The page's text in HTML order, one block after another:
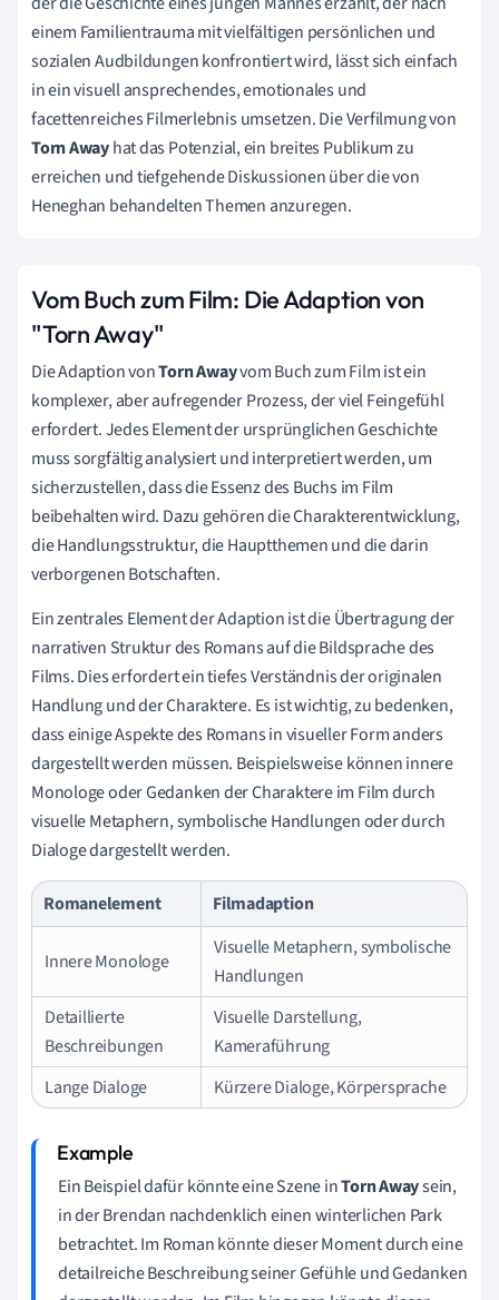
einem Familientrauma mit vielfältigen persönlichen und
sozialen Audbildungen konfrontiert wird, lässt sich einfach
in ein visuell ansprechendes, emotionales und
facettenreiches Filmerlebnis umsetzen. Die Verfilmung von
Torn Awayhat das Potenzial, ein breites Publikum zu
erreichen und tiefgehende Diskussionen über die von
Heneghan behandelten Themen anzuregen.
Vom Buch zum Film: Die Adaption von
"Torn Away"
Die Adaption vonTorn Awayvom Buch zum Film ist ein
komplexer, aber aufregender Prozess, der viel Feingefühl
erfordert. Jedes Element der ursprünglichen Geschichte
muss sorgfältig analysiert und interpretiert werden, um
sicherzustellen, dass die Essenz des Buchs im Film
beibehalten wird. Dazu gehören die Charakterentwicklung,
die Handlungsstruktur, die Hauptthemen und die darin
verborgenen Botschaften.
Ein zentrales Element der Adaption ist die Übertragung der
narrativen Struktur des Romans auf die Bildsprache des
Films. Dies erfordert ein tiefes Verständnis der originalen
Handlung und der Charaktere. Es ist wichtig, zu bedenken,
dass einige Aspekte des Romans in visueller Form anders
dargestellt werden müssen. Beispielsweise können innere
Monologe oder Gedanken der Charaktere im Film durch
visuelle Metaphern, symbolische Handlungen oder durch
Dialoge dargestellt werden.
Romanelement Filmadaption
Innere Monologe
Visuelle Metaphern, symbolische
Handlungen
Detaillierte
Beschreibungen
Visuelle Darstellung,
Kameraführung
Lange Dialoge
Kürzere Dialoge, Körpersprache
Ein Beispiel dafür könnte eine Szene inTorn Awaysein,
in der Brendan nachdenklich einen winterlichen Park
betrachtet. Im Roman könnte dieser Moment durch eine
detailreiche Beschreibung seiner Gefühle und Gedanken